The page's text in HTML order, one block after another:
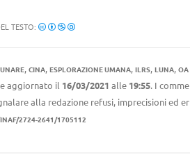
TESTO:
, CINA, ESPLORAZIONE UMANA, ILRS, LUNA,
e aggiornato il 16/03/2021 alle 19:55. I
alla redazione refusi, imprecisioni ed
2724-2641/1705112